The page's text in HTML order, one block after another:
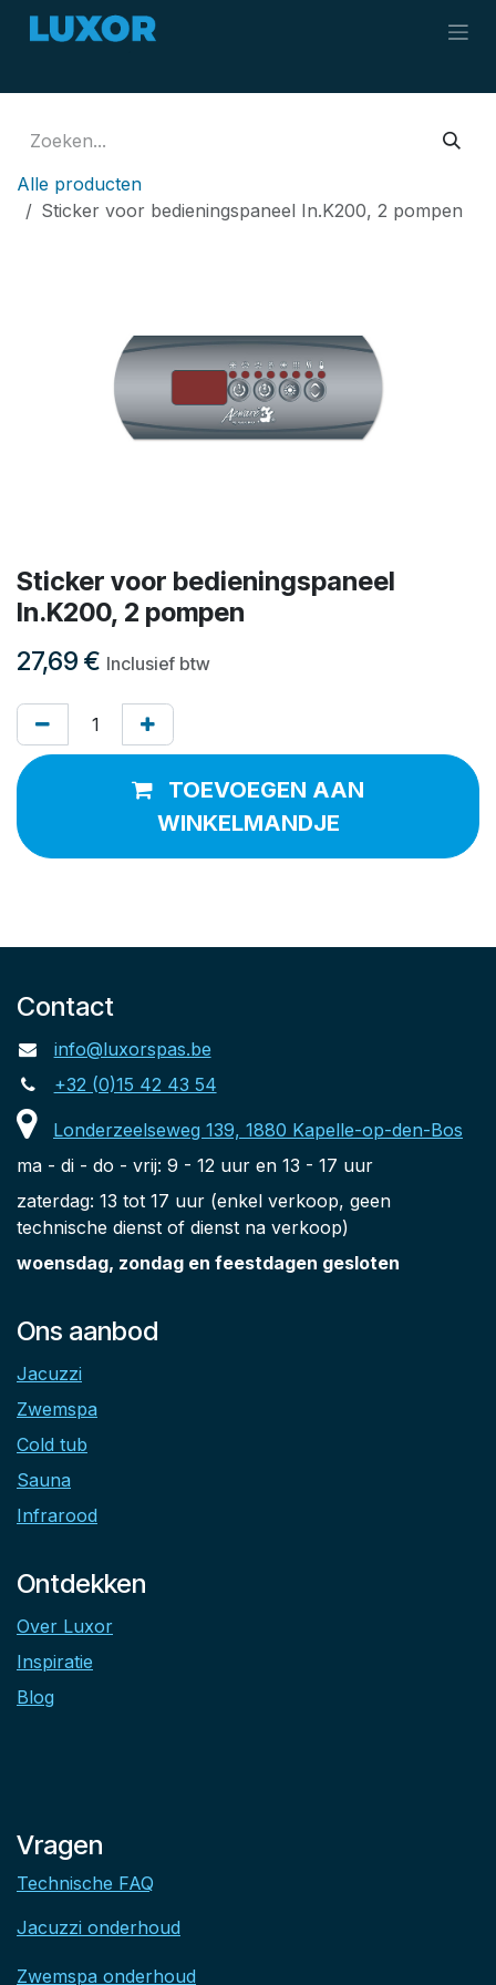
Overslaan naar inhoud
Alle producten
Sticker voor bedieningspaneel In.K200, 2 pompen
Sticker voor bedieningspaneel
In.K200, 2 pompen
27,69 € Inclusief btw
TOEVOEGEN AAN
WINKELMANDJE
Contact
info@luxorspas.be
+32 (0)15 42 43 54
Londerzeelseweg 139, 1880 Kapelle-op-den-Bos
ma - di - do - vrij: 9 - 12 uur en 13 - 17 uur
zaterdag: 13 tot 17 uur (enkel verkoop, geen
technische dienst of dienst na verkoop)
woensdag, zondag en feestdagen gesloten
Ons aanbod
Jacuzzi
Zwemspa
Cold tub
Sauna
Infrarood
Ontdekken
Over Luxor
Inspiratie
Blog
Vragen
Technische FAQ
Jacuzzi onderhoud
Zwemspa onderhoud